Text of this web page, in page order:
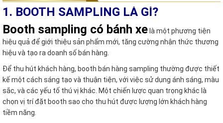
1. BOOTH SAMPLING LÀ GÌ?
Booth sampling có bánh xe là một phương tiện
hiệu quả để giới thiệu sản phẩm mới, tăng cường nhận thức thương
hiệu và tạo ra doanh số bán hàng.
Để thu hút khách hàng, booth bán hàng sampling thường được thiết
kế một cách sáng tạo và thuận tiện, với việc sử dụng ánh sáng, màu
sắc, và các yếu tố thú vị khác. Một chiến lược quan trọng khác là
chọn vị trí đặt booth sao cho thu hút được lượng lớn khách hàng
tiềm năng.